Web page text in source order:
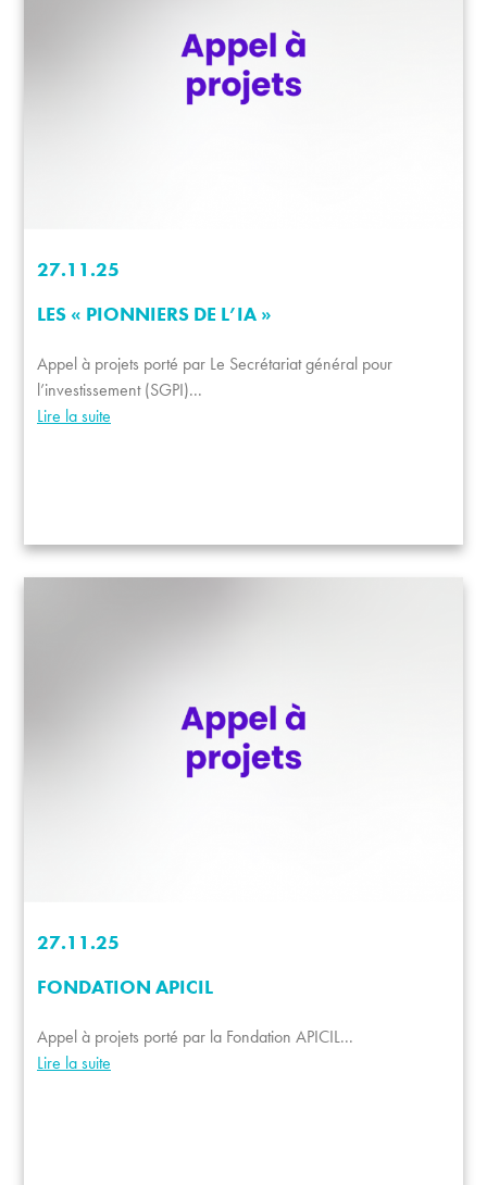
27.11.25
LES « PIONNIERS DE L’IA »
Appel à projets porté par Le Secrétariat général pour
l’investissement (SGPI)...
Lire la suite
27.11.25
FONDATION APICIL
Appel à projets porté par la Fondation APICIL...
Lire la suite